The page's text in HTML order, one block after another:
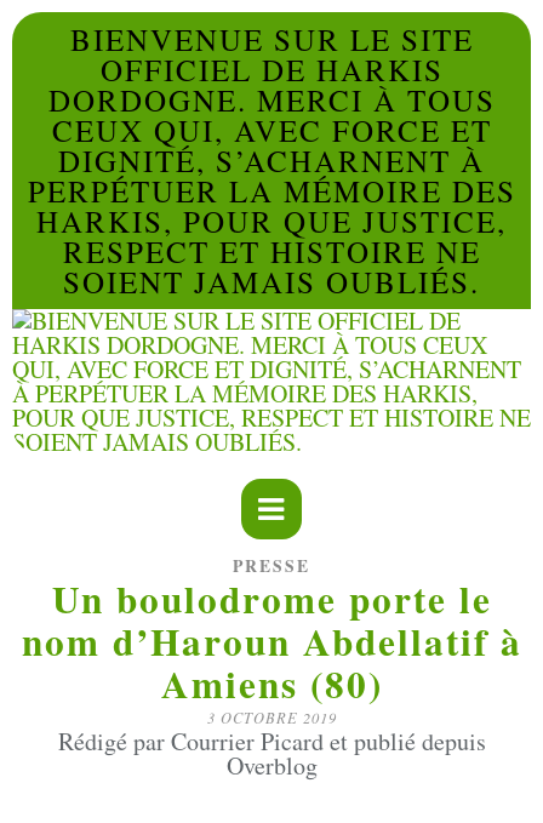
BIENVENUE SUR LE SITE
OFFICIEL DE HARKIS
DORDOGNE. MERCI À TOUS
CEUX QUI, AVEC FORCE ET
DIGNITÉ, S’ACHARNENT À
PERPÉTUER LA MÉMOIRE DES
HARKIS, POUR QUE JUSTICE,
RESPECT ET HISTOIRE NE
SOIENT JAMAIS OUBLIÉS.
PRESSE
Un boulodrome porte le
nom d’Haroun Abdellatif à
Amiens (80)
3 OCTOBRE 2019
Rédigé par Courrier Picard et publié depuis
Overblog